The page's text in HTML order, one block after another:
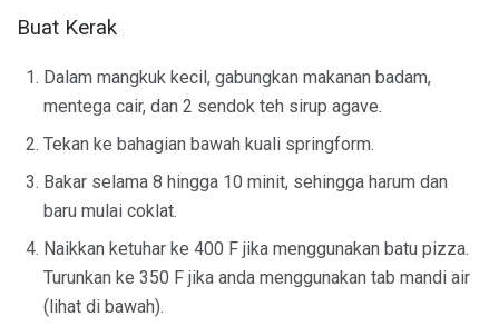
Buat Kerak
Dalam mangkuk kecil, gabungkan makanan badam,
mentega cair, dan 2 sendok teh sirup agave.
Tekan ke bahagian bawah kuali springform.
Bakar selama 8 hingga 10 minit, sehingga harum dan
baru mulai coklat.
Naikkan ketuhar ke 400 F jika menggunakan batu pizza.
Turunkan ke 350 F jika anda menggunakan tab mandi air
(lihat di bawah).